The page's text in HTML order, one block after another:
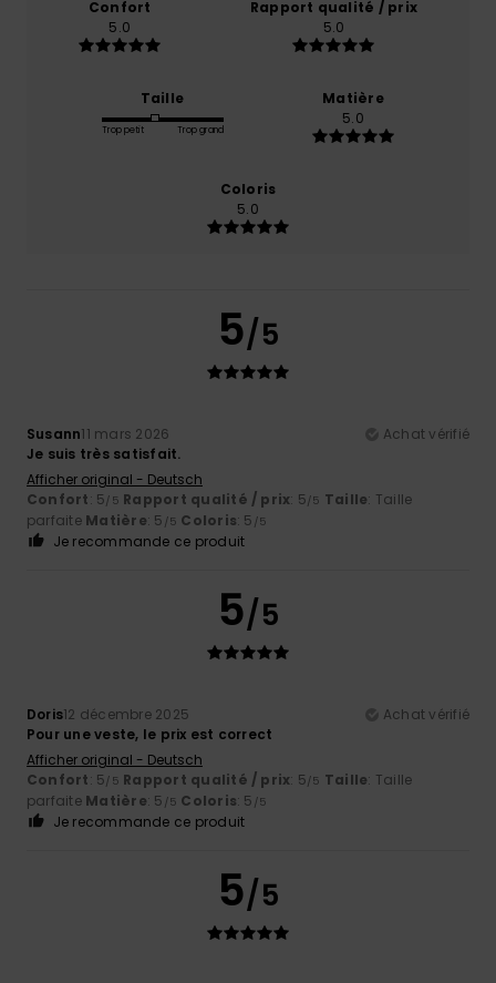
Confort
5.0
Rapport qualité / prix
5.0
Taille
Trop petit Trop grand
Matière
5.0
Coloris
5.0
5/5
Susann11 mars 2026
Achat vérifié
Je suis très satisfait.
Afficher original - Deutsch
Confort: 5/5 Rapport qualité / prix: 5/5 Taille: Taille
parfaite Matière: 5 /5 Coloris: 5 /5
Je recommande ce produit
5/5
Doris12 décembre 2025
Achat vérifié
Pour une veste, le prix est correct
Afficher original - Deutsch
Confort: 5/5 Rapport qualité / prix: 5/5 Taille: Taille
parfaite Matière: 5 /5 Coloris: 5 /5
Je recommande ce produit
5/5